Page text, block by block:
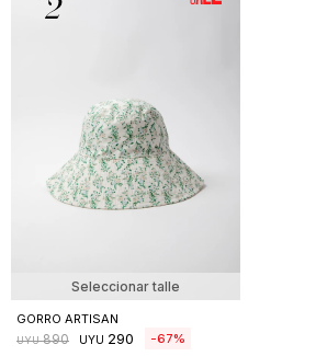
Seleccionar talle
GORRO ARTISAN
UYU 890 UYU 290 67